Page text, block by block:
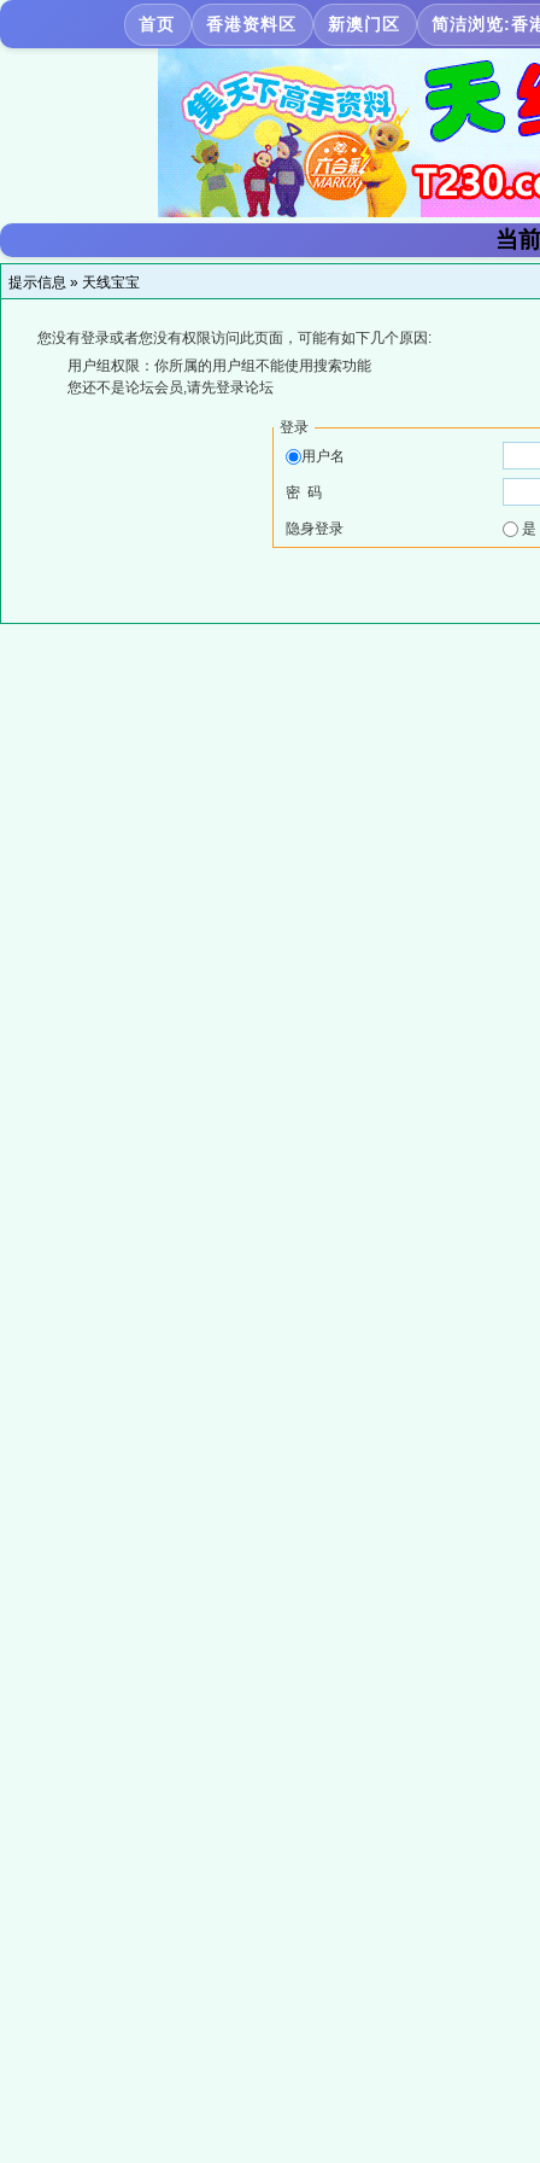
首页 香港资料区 新澳门区 简洁浏览:香
当
提示信息 » 天线宝宝
您没有登录或者您没有权限访问此页面，可能有如下几个原因:
用户组权限：你所属的用户组不能使用搜索功能
您还不是论坛会员,请先登录论坛
登录
用户名
密 码
隐身登录